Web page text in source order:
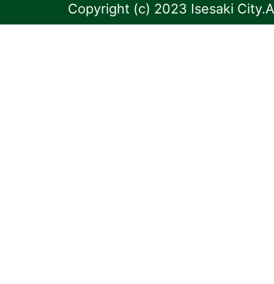
Copyright (c) 2023 Isesaki